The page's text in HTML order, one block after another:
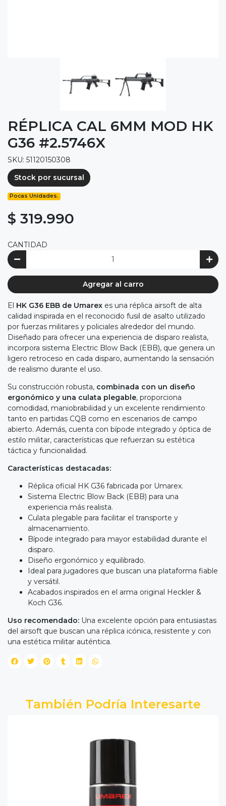
RÉPLICA CAL 6MM MOD HK
G36 #2.5746X
SKU: 51120150308
Stock por sucursal
Pocas Unidades.
$ 319.990
CANTIDAD
Agregar al carro
El HK G36 EBB de Umarex es una réplica airsoft de alta
calidad inspirada en el reconocido fusil de asalto utilizado
por fuerzas militares y policiales alrededor del mundo.
Diseñado para ofrecer una experiencia de disparo realista,
incorpora sistema Electric Blow Back (EBB), que genera un
ligero retroceso en cada disparo, aumentando la sensación
de realismo durante el uso.
Su construcción robusta, combinada con un diseño
ergonómico y una culata plegable, proporciona
comodidad, maniobrabilidad y un excelente rendimiento
tanto en partidas CQB como en escenarios de campo
abierto. Además, cuenta con bípode integrado y óptica de
estilo militar, características que refuerzan su estética
táctica y funcionalidad.
Características destacadas:
Réplica oficial HK G36 fabricada por Umarex.
Sistema Electric Blow Back (EBB) para una
experiencia más realista.
Culata plegable para facilitar el transporte y
almacenamiento.
Bípode integrado para mayor estabilidad durante el
disparo.
Diseño ergonómico y equilibrado.
Ideal para jugadores que buscan una plataforma fiable
y versátil.
Acabados inspirados en el arma original Heckler &
Koch G36.
Uso recomendado: Una excelente opción para entusiastas
del airsoft que buscan una réplica icónica, resistente y con
una estética militar auténtica.
También Podría Interesarte